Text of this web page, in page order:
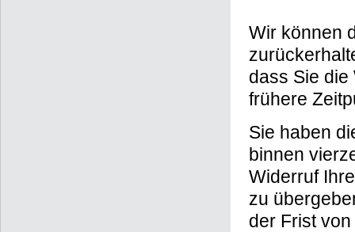
Wir können
dass Sie
frühere
Sie haben
binnen
Widerruf
zu
der Frist